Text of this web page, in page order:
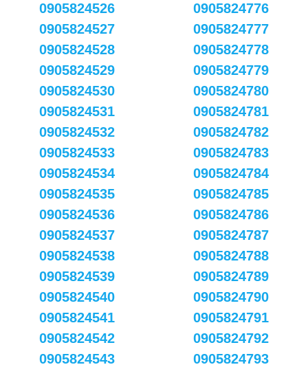
0905824526
0905824527
0905824528
0905824529
0905824530
0905824531
0905824532
0905824533
0905824534
0905824535
0905824536
0905824537
0905824538
0905824539
0905824540
0905824541
0905824542
0905824543
0905824776
0905824777
0905824778
0905824779
0905824780
0905824781
0905824782
0905824783
0905824784
0905824785
0905824786
0905824787
0905824788
0905824789
0905824790
0905824791
0905824792
0905824793